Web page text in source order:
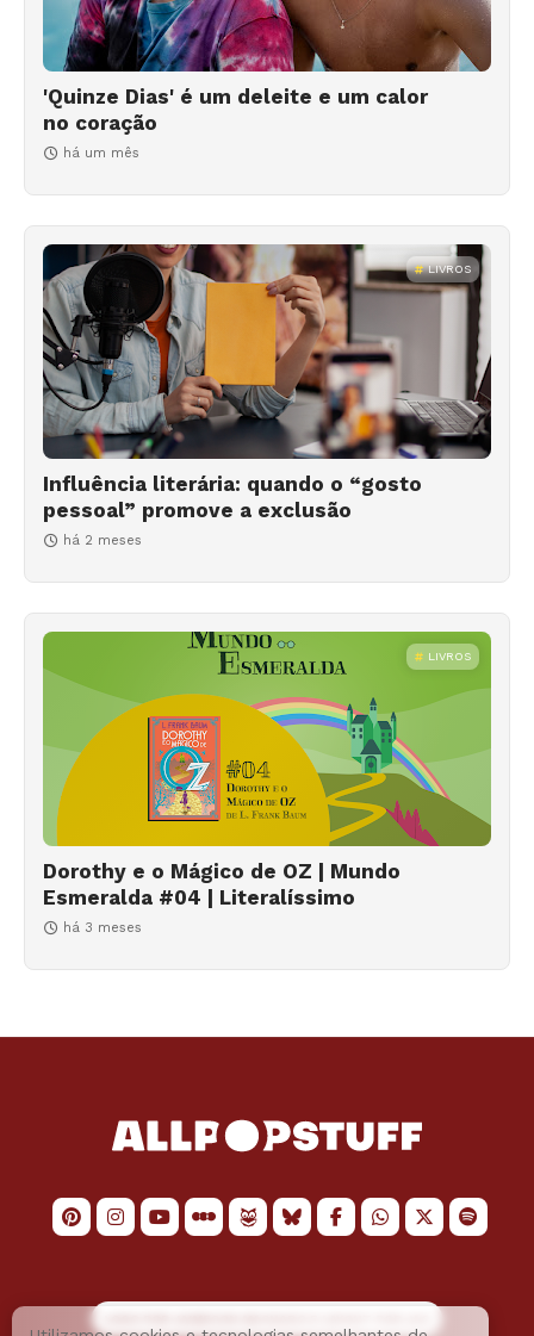
'Quinze Dias' é um deleite e um calor
no coração
há um mês
LIVROS
Influência literária: quando o “gosto
pessoal” promove a exclusão
há 2 meses
LIVROS
Dorothy e o Mágico de OZ | Mundo
Esmeralda #04 | Literalíssimo
há 3 meses